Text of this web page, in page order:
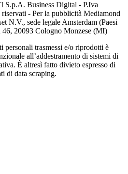
S.p.A. Business Digital - P.Iva
- Per la pubblicità Mediamond
N.V., sede legale Amsterdam (Paesi
20093 Cologno Monzese (MI)
personali trasmessi e/o riprodotti è
all’addestramento di sistemi di
È altresì fatto divieto espresso di
di data scraping.